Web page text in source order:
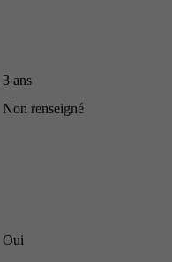
3 ans
Non renseigné
Oui